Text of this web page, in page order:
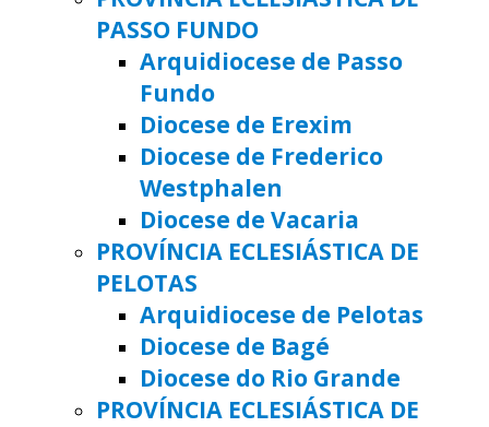
PASSO FUNDO
Arquidiocese de Passo
Fundo
Diocese de Erexim
Diocese de Frederico
Westphalen
Diocese de Vacaria
PROVÍNCIA ECLESIÁSTICA DE
PELOTAS
Arquidiocese de Pelotas
Diocese de Bagé
Diocese do Rio Grande
PROVÍNCIA ECLESIÁSTICA DE